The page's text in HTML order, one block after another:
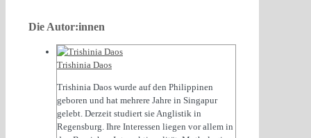
Die Autor:innen
Trishinia Daos
Trishinia Daos wurde auf den Philippinen
geboren und hat mehrere Jahre in Singapur
gelebt. Derzeit studiert sie Anglistik in
Regensburg. Ihre Interessen liegen vor allem in